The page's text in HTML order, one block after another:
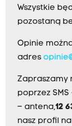
Wszystkie
pozostaną
Opinie
adres
Zapraszamy
poprzez SMS
– antena,12
nasz profil na